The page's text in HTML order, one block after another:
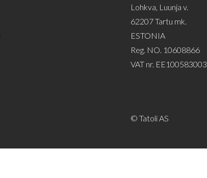
Lohkva, Luunja v.
62207 Tartu mk.
ESTONIA
Reg. NO. 10608866
VAT nr. EE100583003
© Tatoli AS